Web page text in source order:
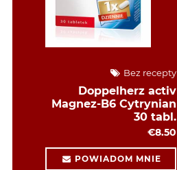
Bez recepty
Doppelherz activ
Magnez-B6 Cytrynian
30 tabl.
€8.50
POWIADOM MNIE